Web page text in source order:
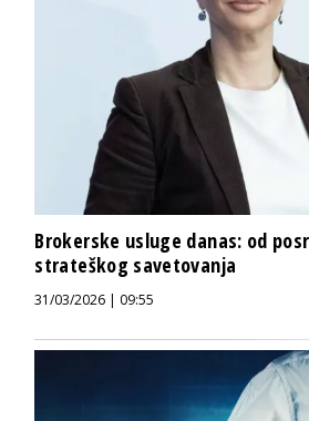
Brokerske usluge danas: od
strateškog savetovanja
31/03/2026 | 09:55